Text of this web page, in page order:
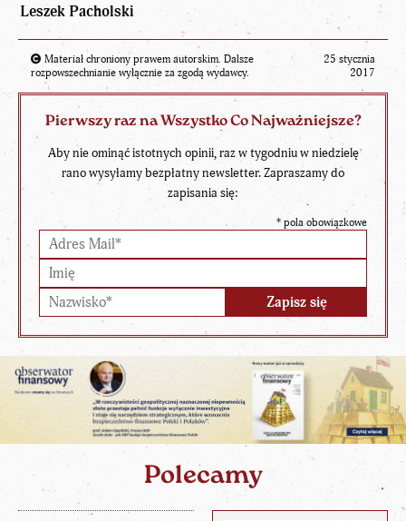
Leszek Pacholski
Materiał chroniony prawem autorskim. Dalsze
rozpowszechnianie wyłącznie za zgodą wydawcy.
25 stycznia
2017
Pierwszy raz na Wszystko Co Najważniejsze?
Aby nie ominąć istotnych opinii, raz w tygodniu w niedzielę
rano wysyłamy bezpłatny newsletter. Zapraszamy do
zapisania się:
* pola obowiązkowe
Polecamy